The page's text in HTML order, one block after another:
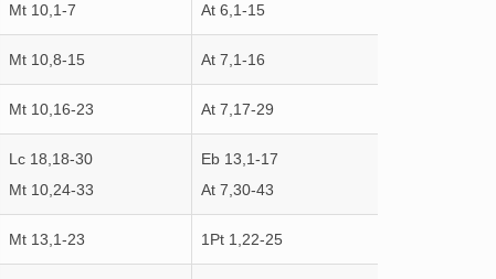
Mt 10,1-7 At 6,1-15
Mt 10,8-15 At 7,1-16
Mt 10,16-23 At 7,17-29
Lc 18,18-30
Mt 10,24-33
Eb 13,1-17
At 7,30-43
Mt 13,1-23 1Pt 1,22-25